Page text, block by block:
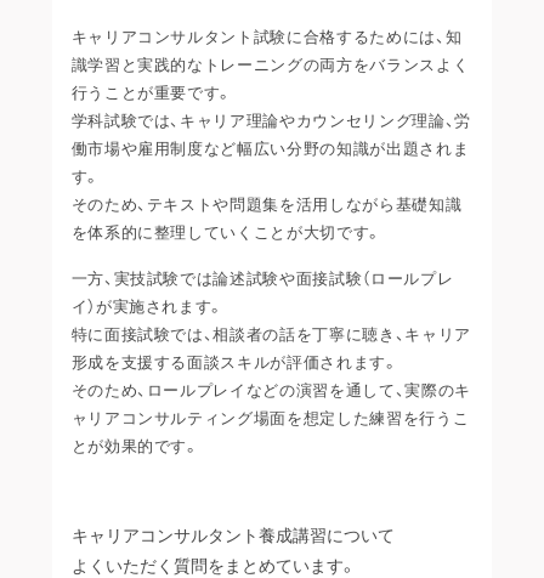
キャリアコンサルタント試験に合格するためには、知
識学習と実践的なトレーニングの両方をバランスよく
行うことが重要です。
学科試験では、キャリア理論やカウンセリング理論、労
働市場や雇用制度など幅広い分野の知識が出題されま
す。
そのため、テキストや問題集を活用しながら基礎知識
を体系的に整理していくことが大切です。
一方、実技試験では論述試験や面接試験（ロールプレ
イ）が実施されます。
特に面接試験では、相談者の話を丁寧に聴き、キャリア
形成を支援する面談スキルが評価されます。
そのため、ロールプレイなどの演習を通して、実際のキ
ャリアコンサルティング場面を想定した練習を行うこ
とが効果的です。
キャリアコンサルタント養成講習について
よくいただく質問をまとめています。